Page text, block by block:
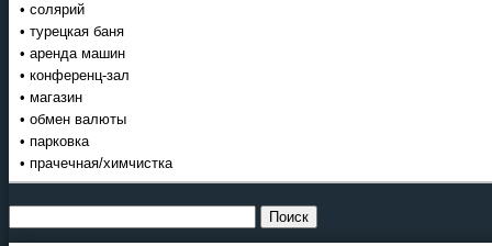
• солярий
• турецкая баня
• аренда машин
• конференц-зал
• магазин
• обмен валюты
• парковка
• прачечная/химчистка